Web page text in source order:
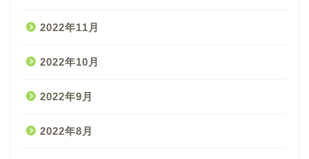
2022年11月
2022年10月
2022年9月
2022年8月